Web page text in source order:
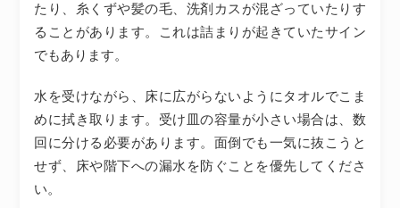
たり、糸くずや髪の毛、洗剤カスが混ざっていたりす
ることがあります。これは詰まりが起きていたサイン
でもあります。
水を受けながら、床に広がらないようにタオルでこま
めに拭き取ります。受け皿の容量が小さい場合は、数
回に分ける必要があります。面倒でも一気に抜こうと
せず、床や階下への漏水を防ぐことを優先してくださ
い。